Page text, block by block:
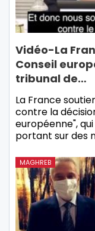
Vidéo-La
Conseil
tribunal de…
La France
contre la
européenne",
portant sur des
MAGHREB